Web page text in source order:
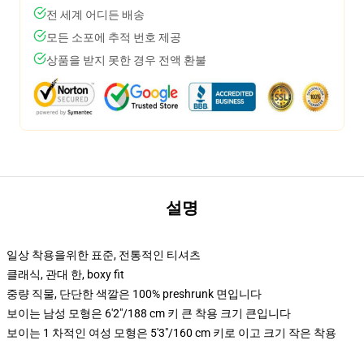
전 세계 어디든 배송
모든 소포에 추적 번호 제공
상품을 받지 못한 경우 전액 환불
설명
일상 착용을위한 표준, 전통적인 티셔츠
클래식, 관대 한, boxy fit
중량 직물, 단단한 색깔은 100% preshrunk 면입니다
보이는 남성 모형은 6'2"/188 cm 키 큰 착용 크기 큰입니다
보이는 1 차적인 여성 모형은 5'3"/160 cm 키로 이고 크기 작은 착용